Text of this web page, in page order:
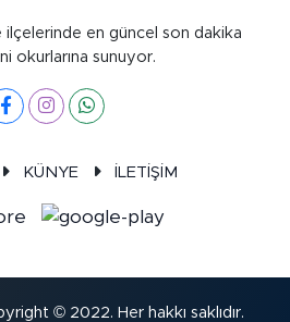
ilçelerinde en güncel son dakika
okurlarına sunuyor.
KÜNYE İLETİŞİM
© 2022. Her hakkı saklıdır.